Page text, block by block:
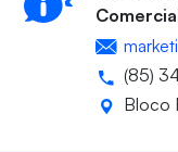
(85)
Bloco